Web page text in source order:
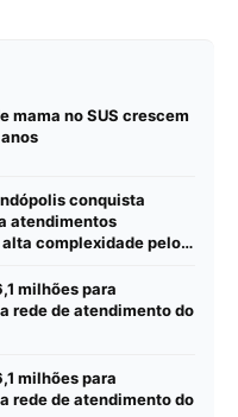
mama no SUS crescem
conquista
atendimentos
complexidade pelo
milhões para
rede de atendimento do
milhões para
rede de atendimento do